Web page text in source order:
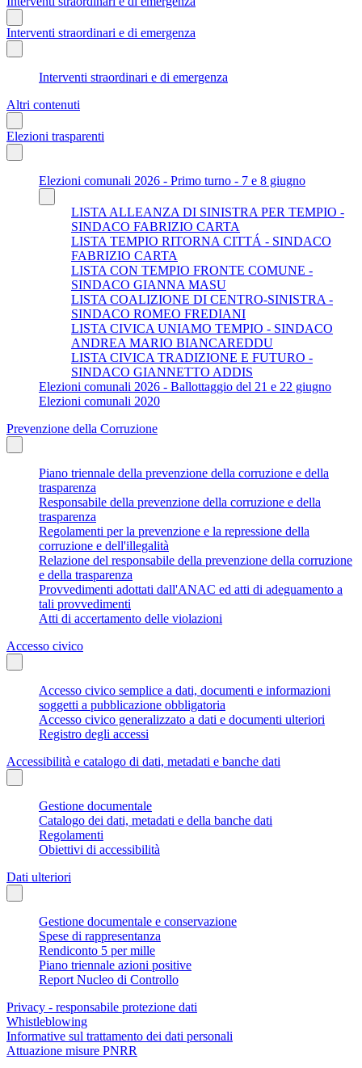
Interventi straordinari e di emergenza
Interventi straordinari e di emergenza
Altri contenuti
Elezioni trasparenti
Elezioni comunali 2026 - Primo turno - 7 e 8 giugno
LISTA ALLEANZA DI SINISTRA PER TEMPIO -
SINDACO FABRIZIO CARTA
LISTA TEMPIO RITORNA CITTÁ - SINDACO
FABRIZIO CARTA
LISTA CON TEMPIO FRONTE COMUNE -
SINDACO GIANNA MASU
LISTA COALIZIONE DI CENTRO-SINISTRA -
SINDACO ROMEO FREDIANI
LISTA CIVICA UNIAMO TEMPIO - SINDACO
ANDREA MARIO BIANCAREDDU
LISTA CIVICA TRADIZIONE E FUTURO -
SINDACO GIANNETTO ADDIS
Elezioni comunali 2026 - Ballottaggio del 21 e 22 giugno
Elezioni comunali 2020
Prevenzione della Corruzione
Piano triennale della prevenzione della corruzione e della
trasparenza
Responsabile della prevenzione della corruzione e della
trasparenza
Regolamenti per la prevenzione e la repressione della
corruzione e dell'illegalità
Relazione del responsabile della prevenzione della corruzione
e della trasparenza
Provvedimenti adottati dall'ANAC ed atti di adeguamento a
tali provvedimenti
Atti di accertamento delle violazioni
Accesso civico
Accesso civico semplice a dati, documenti e informazioni
soggetti a pubblicazione obbligatoria
Accesso civico generalizzato a dati e documenti ulteriori
Registro degli accessi
Accessibilità e catalogo di dati, metadati e banche dati
Gestione documentale
Catalogo dei dati, metadati e della banche dati
Regolamenti
Obiettivi di accessibilità
Dati ulteriori
Gestione documentale e conservazione
Spese di rappresentanza
Rendiconto 5 per mille
Piano triennale azioni positive
Report Nucleo di Controllo
Privacy - responsabile protezione dati
Whistleblowing
Informative sul trattamento dei dati personali
Attuazione misure PNRR